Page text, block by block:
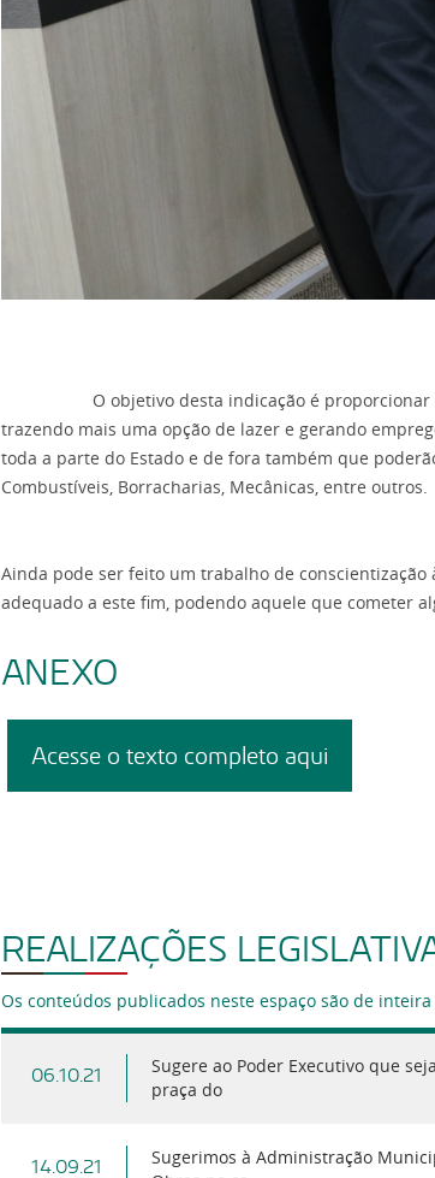
O objetivo desta indicação é proporcionar o
trazendo mais uma opção de lazer e gerando
toda a parte do Estado e de fora também que
Combustíveis, Borracharias, Mecânicas, entre outros.
Ainda pode ser feito um trabalho de
adequado a este fim, podendo aquele que cometer
ANEXO
Acesse o texto completo aqui
REALIZAÇÕES
Os conteúdos publicados neste espaço são de
06.10.21
Sugere ao Poder Executivo que
praça do
14.09.21
Sugerimos à Administração